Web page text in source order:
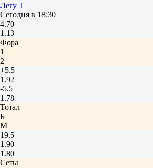
Легу Т
Сегодня в 18:30
4.70
1.13
Фора
1
2
+5.5
1.92
-5.5
1.78
Тотал
Б
М
19.5
1.90
1.80
Сеты